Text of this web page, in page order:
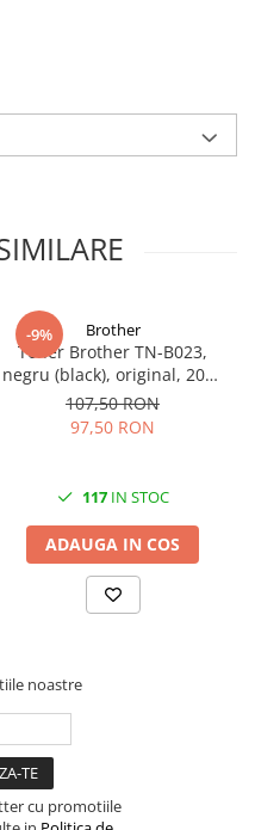
-9% Brother
Toner Brother TN-B023,
negru (black), original, 2000
pagini
107,50 RON
97,50 RON
117IN STOC
ADAUGA IN COS
noastre
cu promotiile